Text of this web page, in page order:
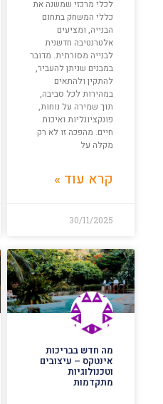
לכלי מרכזי שמשנה את
כללי המשחק בתחום
הבנייה, ומציעים
אלטרנטיבה חדשנית
לבנייה מסורתית. מדובר
במבנים שניתן להעביר,
להתקין ולהתאים
במהירות לכל סביבה,
תוך שמירה על נוחות,
פונקציונליות ואיכות
חיים. מהפכה זו לא רק
מקלה על
קרא עוד »
30/11/2025
מה חדש בבריכות
אינטקס – עיצובים
וטכנולוגיות
מתקדמות